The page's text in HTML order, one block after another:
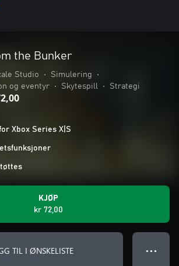
the Bunker
Studio • Simulering
•
og eventyr
• Skytespill • Strategi
Xbox Series X|S
KJØP
kr 72,00
TIL I ØNSKELISTE ● ● ●